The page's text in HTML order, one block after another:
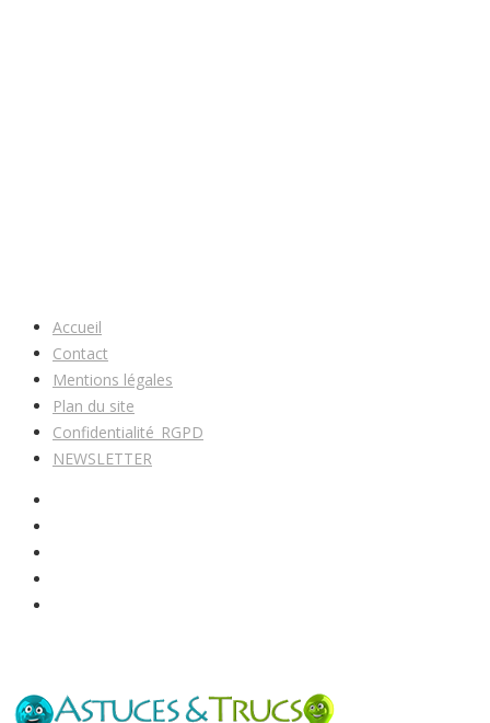
Accueil
Contact
Mentions légales
Plan du site
Confidentialité_RGPD
NEWSLETTER